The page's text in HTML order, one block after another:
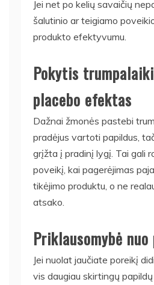
Jei net po kelių savaičių
šalutinio ar teigiamo
produkto efektyvumu.
Pokytis
placebo efektas
Dažnai žmonės pastebi
pradėjus vartoti papildus,
grįžta į pradinį lygį. Tai gali
poveikį, kai pagerėjimas
tikėjimo produktu, o ne
atsako.
Priklausomybė
Jei nuolat jaučiate poreikį
vis daugiau skirtingų